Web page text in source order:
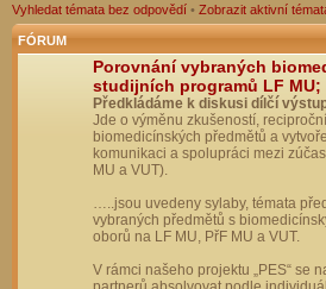
Vyhledat témata bez odpovědí • Zobrazit aktivní
FÓRUM
Porovnání vybraných
studijních programů LF MU;
Předkládáme k diskusi dílčí
Jde o výměnu zkušeností,
biomedicínských předmětů a
komunikaci a spolupráci mezi
MU a VUT).
…..jsou uvedeny sylaby, témata
vybraných předmětů s
oborů na LF MU, PřF MU a VUT.
V rámci našeho projektu „PES“ se